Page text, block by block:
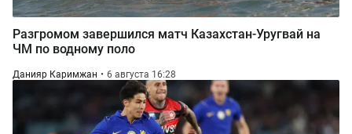
Разгромом завершился матч Казахстан-Уругвай на
ЧМ по водному поло
Данияр Каримжан 6 августа 16:28